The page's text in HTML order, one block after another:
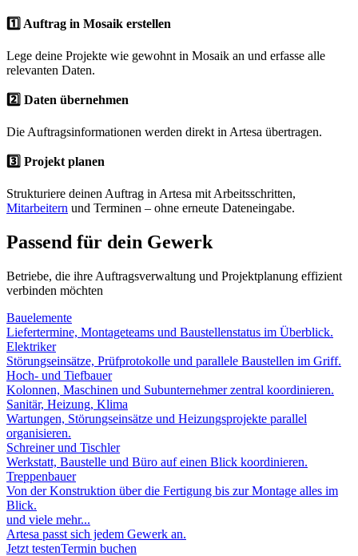
1️⃣ Auftrag in Mosaik erstellen
Lege deine Projekte wie gewohnt in Mosaik an und erfasse alle
relevanten Daten.
2️⃣ Daten übernehmen
Die Auftragsinformationen werden direkt in Artesa übertragen.
3️⃣ Projekt planen
Strukturiere deinen Auftrag in Artesa mit Arbeitsschritten,
Mitarbeitern und Terminen – ohne erneute Dateneingabe.
Passend für dein Gewerk
Betriebe, die ihre Auftragsverwaltung und Projektplanung effizient
verbinden möchten
Bauelemente
Liefertermine, Montageteams und Baustellenstatus im Überblick.
Elektriker
Störungseinsätze, Prüfprotokolle und parallele Baustellen im Griff.
Hoch- und Tiefbauer
Kolonnen, Maschinen und Subunternehmer zentral koordinieren.
Sanitär, Heizung, Klima
Wartungen, Störungseinsätze und Heizungsprojekte parallel
organisieren.
Schreiner und Tischler
Werkstatt, Baustelle und Büro auf einen Blick koordinieren.
Treppenbauer
Von der Konstruktion über die Fertigung bis zur Montage alles im
Blick.
und viele mehr...
Artesa passt sich jedem Gewerk an.
Jetzt testenTermin buchen